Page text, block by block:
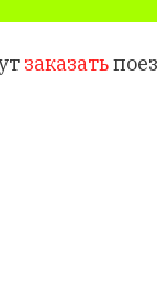
заказать